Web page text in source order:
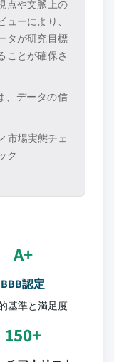
点や文脈上の
ーにより、
タが研究目標
ことが確保さ
、データの信
市場実態チェ
ク
A+
BBB認定
基準と満足度
150+